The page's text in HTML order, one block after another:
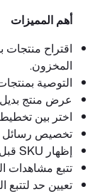
أهم المميزات
اقتراح منتجات
المخزون.
التوصية
عرض منتج بديل
اختر بين
تخصيص رسائل
إظهار SKU قبل أو بعد أسعار المنتجات.
تتبع مشاهدات
تعيين حد لتتبع